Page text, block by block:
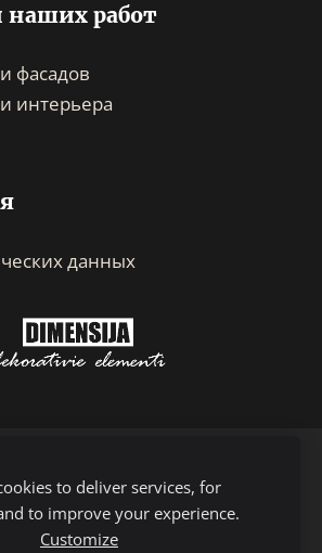
работ
фасадов
интерьера
данных
ФАЙЛЫ COOKIE
to deliver services, for
to improve your experience.
Customize